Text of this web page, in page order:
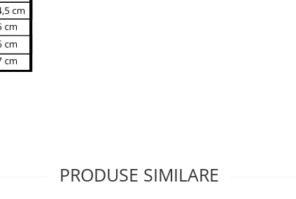
PRODUSE SIMILARE